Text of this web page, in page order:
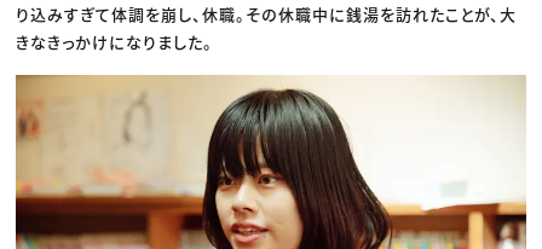
り込みすぎて体調を崩し、休職。その休職中に銭湯を訪れたことが、大
きなきっかけになりました。